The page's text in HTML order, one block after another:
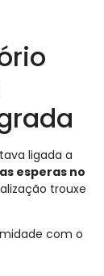
ligada a
esperas no
trouxe
com o